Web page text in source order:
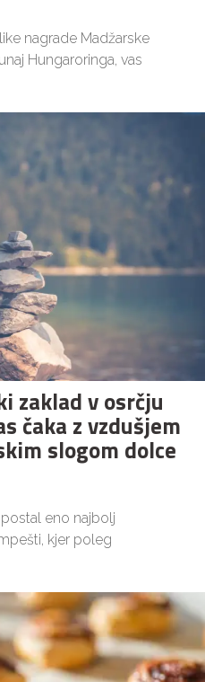
nagrade Madžarske
Hungaroringa, vas
zaklad v osrčju
čaka z vzdušjem
slogom dolce
eno najbolj
kjer poleg